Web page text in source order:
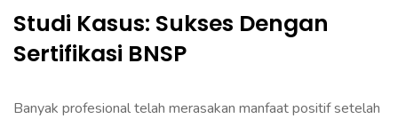
Studi Kasus: Sukses Dengan
Sertifikasi BNSP
Banyak profesional telah merasakan manfaat positif setelah